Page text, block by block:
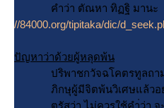
คำว่า ตัณหา ทิฏฐิ มานะ
//84000.org/tipitaka/dic/
ปัญหาว่าด้วยผู้หลุดพ้น
ปริพาชกวัจฉโคตรทูลถาม
ภิกษุผู้มีจิตพ้นวิเศษแล้วอย่า
ตรัสว่า ไม่ควรใช้คำ่ว่า จะ